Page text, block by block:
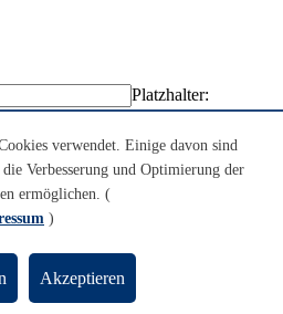
Platzhalter:
Einrichtungen
verwendet. Einige davon sind
Verbesserung und Optimierung der
ermöglichen. (
)
Akzeptieren